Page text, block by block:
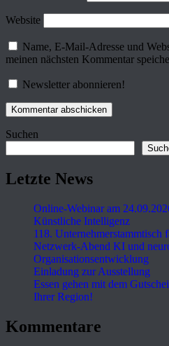
Website
Name, E-Mail-Adresse und
meinen nächsten Kommentar
Newsletter abonnieren!
Suchen
Letzte News
Online-Webinar am
Künstliche Intelligenz
118. Unternehmerstammtisch
Netzwerk-Abend KI und
Organisationsentwicklung
Einladung zur Ausstellung
Essen gehen mit dem
Ihrer Region!
Kommentare